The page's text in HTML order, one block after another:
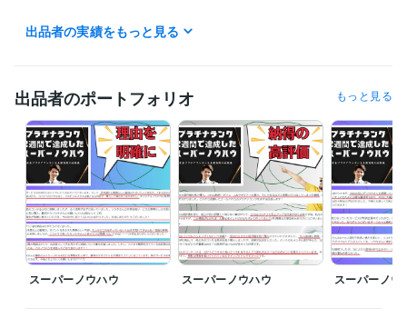
※活動時間は主に9:00～20:00
(20:00以降のお問い合わせに関しては翌朝の返答となります)
✅基本的に作業は平日のみ(土日祝は返信遅くなります)
✅12時間以内に全て返信
(遅くなったとしても必ず返信します)
※活動時間は主に9:00～20:00
(20:00以降のお問い合わせに関しては翌朝の返答となります)
『電話相談編』
✅完全予約制
✅事前メッセージでの日程調整必須
どのサービスも、活動時間外だとしても最大限の対応をさせていただき
ます！
経験職種
出品者の実績をもっと見る
出品者のポートフォリオ もっと見る
スーパーノウハウ スーパーノウハウ スーパーノウ